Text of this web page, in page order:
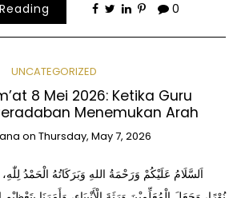
0
UNCATEGORIZED
8 Mei 2026: Ketika Guru
Menemukan Arah
on Thursday, May 7, 2026
اَلسَّلَامُ عَلَيْكُمْ وَرَحْمَةُ اللهِ وَبَرَكَاتُهُ الْحَمْدُ